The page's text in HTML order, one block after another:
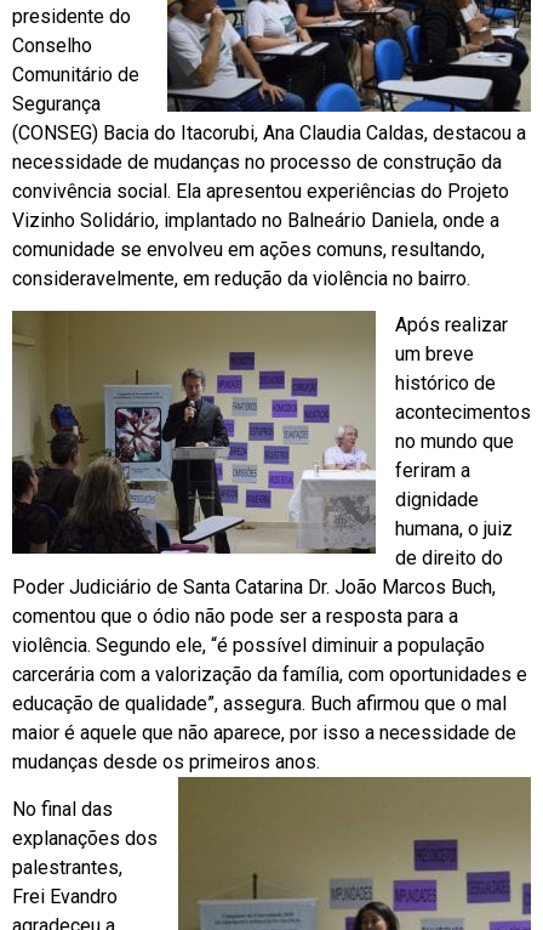
presidente do
Conselho
Comunitário de
Segurança
(CONSEG) Bacia do Itacorubi, Ana Claudia Caldas, destacou a
necessidade de mudanças no processo de construção da
convivência social. Ela apresentou experiências do Projeto
Vizinho Solidário, implantado no Balneário Daniela, onde a
comunidade se envolveu em ações comuns, resultando,
consideravelmente, em redução da violência no bairro.
Após realizar
um breve
histórico de
acontecimentos
no mundo que
feriram a
dignidade
humana, o juiz
de direito do
Poder Judiciário de Santa Catarina Dr. João Marcos Buch,
comentou que o ódio não pode ser a resposta para a
violência. Segundo ele, “é possível diminuir a população
carcerária com a valorização da família, com oportunidades e
educação de qualidade”, assegura. Buch afirmou que o mal
maior é aquele que não aparece, por isso a necessidade de
mudanças desde os primeiros anos.
No final das
explanações dos
palestrantes,
Frei Evandro